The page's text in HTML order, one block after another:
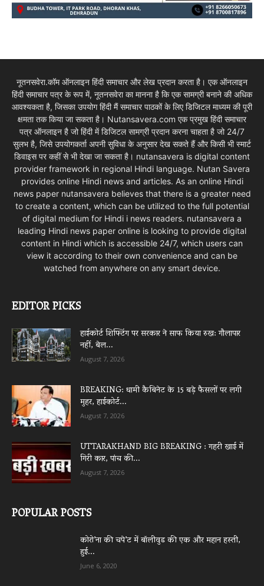
नूतनसवेरा.कॉम ऑनलाइन हिंदी समाचार और लेख प्रदान करता है। एक ऑनलाइन
हिंदी समाचार पत्र के रूप में, नूतनसवेरा का मानना है कि एक सामग्री बनाने की अधिक
आवश्यकता है, जिसका उपयोग हिंदी मैं समाचार पाठकों के लिए डिजिटल माध्यम की पूरी
क्षमता तक किया जा सकता है। Nutansavera.com एक प्रमुख हिंदी समाचार
पत्र ऑनलाइन है जो हिंदी में डिजिटल सामग्री प्रदान करना चाहता है जो 24/7
सुलभ है, जिसे उपयोगकर्ता अपनी सुविधा के अनुसार देख सकते हैं और किसी भी स्मार्ट
डिवाइस पर कहीं से भी देखा जा सकता है। nutansavera is digital content
provider framework in regional Hindi language. Nutan Savera
provides online Hindi news and articles. As an online Hindi
news paper nutansavera believes that there is a greater need
to create a content, which can be utilized to the full potential
of digital medium for Hindi i news readers. nutansavera a
leading Hindi news paper online is looking to provide digital
content in Hindi which is accessible 24/7, which users can
view it according to their own convenience and can be
watched from anywhere on any smart device.
EDITOR PICKS
हाईकोर्ट शिफ्टिंग पर सरकार ने साफ किया रुख: गौलापार
नहीं, बेल...
August 7, 2026
BREAKING: धामी कैबिनेट के 15 बड़े फैसलों पर लगी
मुहर, हाईकोर्ट...
August 7, 2026
UTTARAKHAND BIG BREAKING : गहरी खाई में
गिरी कार, पांच की...
August 7, 2026
POPULAR POSTS
कोरो’ना की चपे’ट में बॉलीवुड की एक और महान हस्ती,
हुई...
June 6, 2020